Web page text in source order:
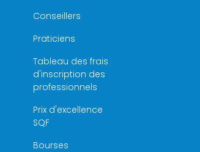
Conseillers
Praticiens
Tableau des frais
d'inscription des
professionnels
Prix d'excellence
SQF
Bourses